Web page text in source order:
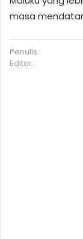
masa
Penulis :
Editor :